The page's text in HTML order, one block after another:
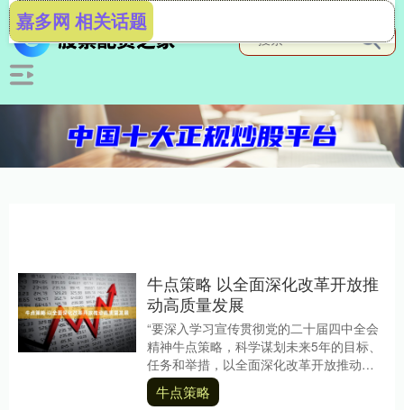
嘉多网 相关话题
牛点策略 以全面深化改革开放推
动高质量发展
“要深入学习宣传贯彻党的二十届四中全会
精神牛点策略，科学谋划未来5年的目标、
任务和举措，以全面深化改革开放推动高
质量发展，久久为功推动粤港澳大湾区建
设，纵深推进....
牛点策略